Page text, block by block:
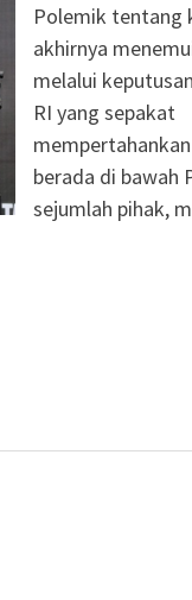
Polemik tentang
akhirnya
melalui
RI yang sepakat
berada di bawah
sejumlah pihak,